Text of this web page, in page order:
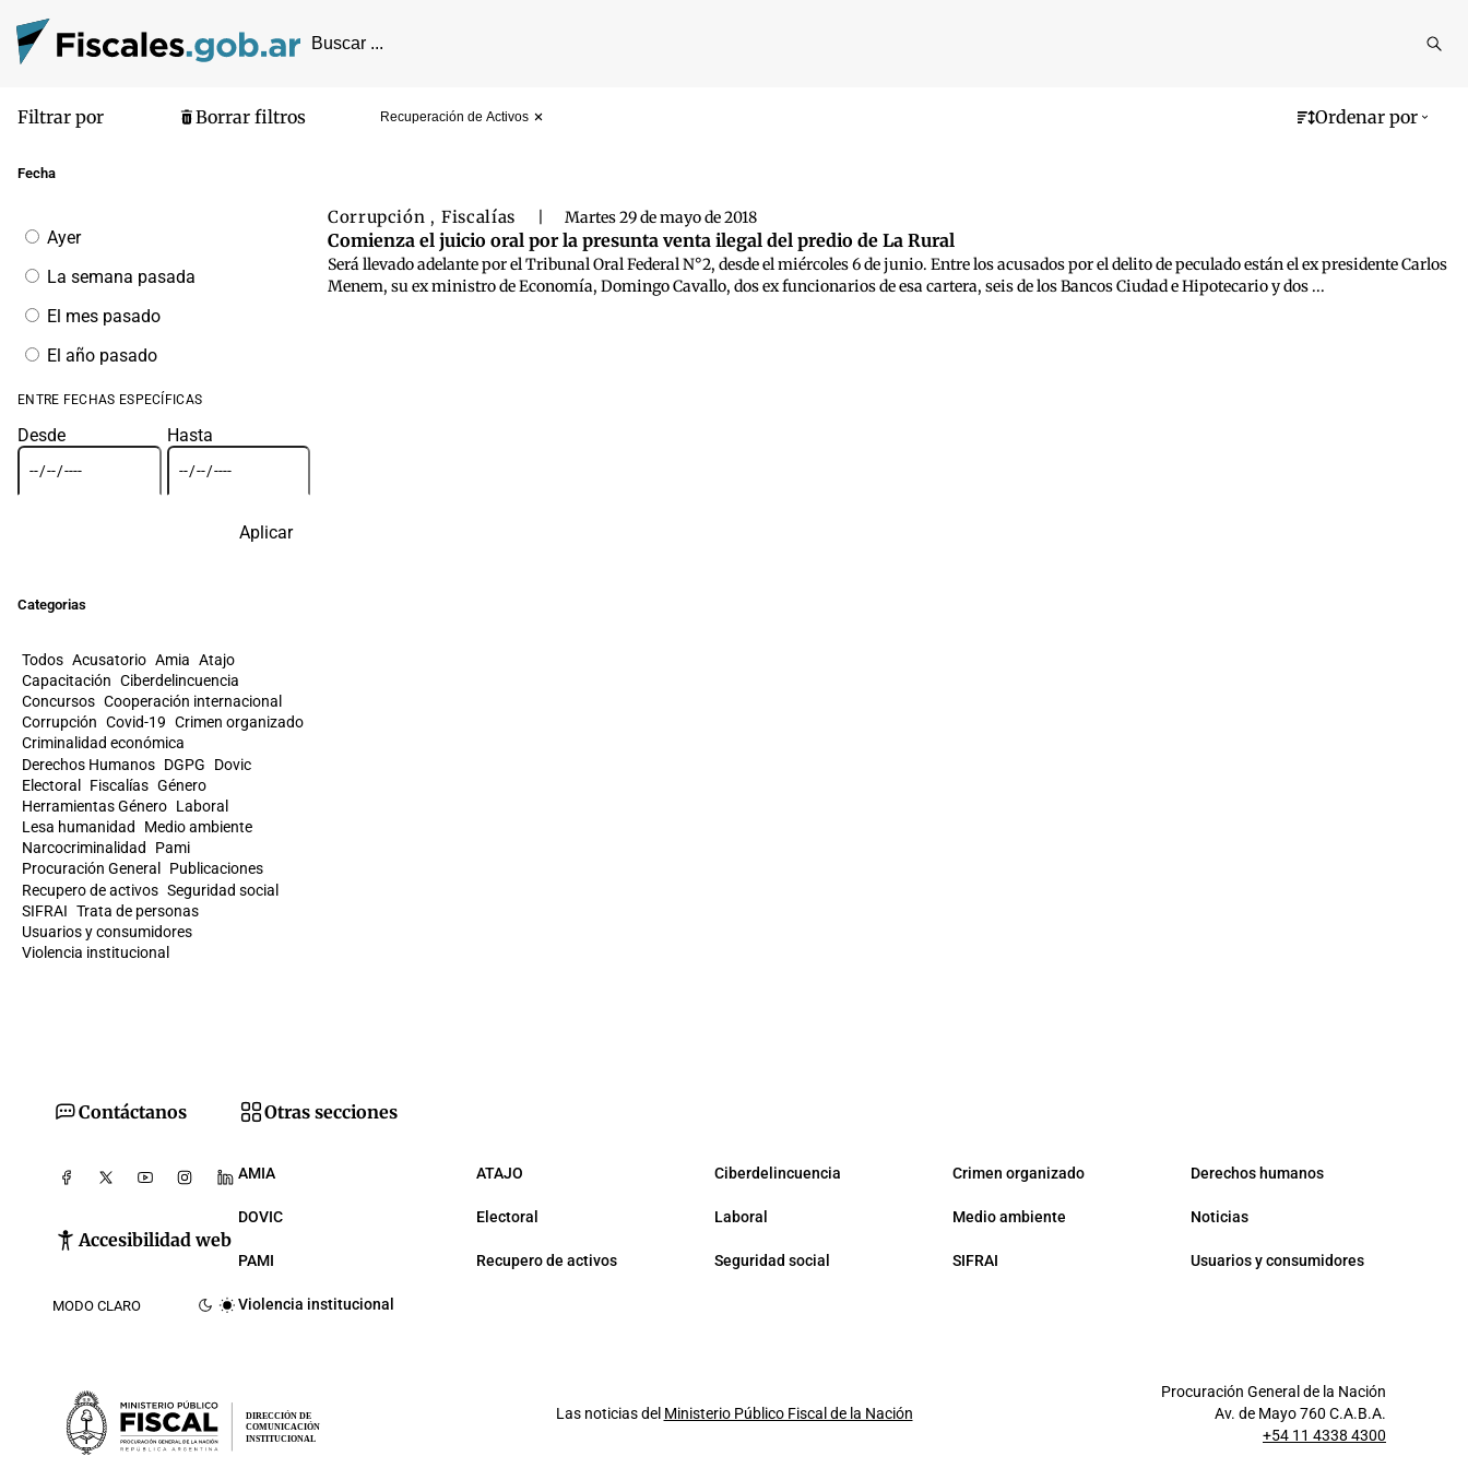
Filtrar por Borrar filtros Recuperación de Activos Ordenar por
Fecha
Filtrar
por
fecha
Ayer
La semana pasada
El mes pasado
El año pasado
ENTRE FECHAS ESPECÍFICAS
Desde Hasta
Aplicar
Categorias
Todos Acusatorio Amia Atajo
Capacitación Ciberdelincuencia
Concursos Cooperación internacional
Corrupción Covid-19 Crimen organizado
Criminalidad económica
Derechos Humanos DGPG
Dovic
Electoral
Fiscalías Género
Herramientas Género Laboral
Lesa humanidad
Medio ambiente
Narcocriminalidad
Pami
Procuración General
Publicaciones
Recupero de activos Seguridad social
SIFRAI Trata de personas
Usuarios y consumidores
Violencia institucional
Corrupción , Fiscalías Martes 29 de mayo de 2018
Comienza el juicio oral por la presunta venta ilegal del predio de La Rural
Será llevado adelante por el Tribunal Oral Federal N°2, desde el miércoles 6 de junio. Entre los acusados por el delito de peculado están el ex presidente Carlos
Menem, su ex ministro de Economía, Domingo Cavallo, dos ex funcionarios de esa cartera, seis de los Bancos Ciudad e Hipotecario y dos ...
Contáctanos
Accesibilidad web
MODO CLARO
Otras secciones
AMIA ATAJO Ciberdelincuencia Crimen organizado Derechos humanos
DOVIC Electoral Laboral Medio ambiente Noticias
PAMI Recupero de activos Seguridad social SIFRAI Usuarios y consumidores
Violencia institucional
DIRECCIÓN DE
COMUNICACIÓN
INSTITUCIONAL
Las noticias del Ministerio Público Fiscal de la Nación
Procuración General de la Nación
Av. de Mayo 760 C.A.B.A.
+54 11 4338 4300